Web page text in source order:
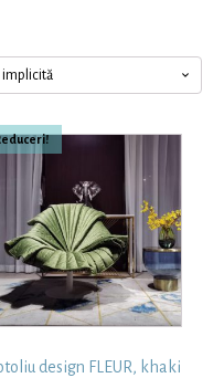
design FLEUR, khaki